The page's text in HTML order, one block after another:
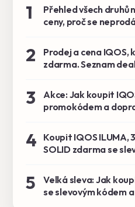
1
Přehled všech druhů
ceny, proč se
2
Prodej a cena IQOS,
zdarma. Seznam
3
Akce: Jak koupit
promokódem a
4
Koupit IQOS ILUMA,
SOLID zdarma se
5
Velká sleva: Jak
se slevovým kódem